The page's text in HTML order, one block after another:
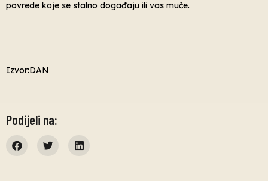
povrede koje se stalno događaju ili vas muče.
Izvor:DAN
Podijeli na: